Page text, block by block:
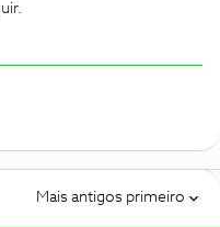
Mais antigos primeiro